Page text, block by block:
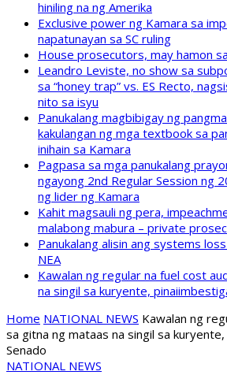
hiniling na ng Amerika
Exclusive power ng Kamara sa
napatunayan sa SC ruling
House prosecutors, may hamon
Leandro Leviste, no show sa
sa “honey trap” vs. ES Recto,
nito sa isyu
Panukalang magbibigay ng
kakulangan ng mga textbook sa
inihain sa Kamara
Pagpasa sa mga panukalang
ngayong 2nd Regular Session ng
ng lider ng Kamara
Kahit magsauli ng pera,
malabong mabura – private
Panukalang alisin ang systems
NEA
Kawalan ng regular na fuel cost
na singil sa kuryente,
Home NATIONAL NEWS Kawalan ng
sa gitna ng mataas na singil sa
Senado
NATIONAL NEWS